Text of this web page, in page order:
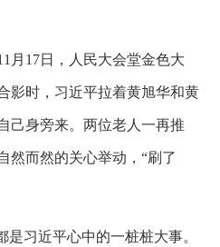
17日，人民大会堂金色大
影时，习近平拉着黄旭华和黄
己身旁来。两位老人一再推
然而然的关心举动，“刷了
习近平心中的一桩桩大事。